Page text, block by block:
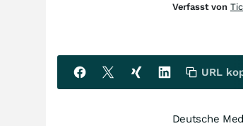
Deutsche
Verfasst von
URL